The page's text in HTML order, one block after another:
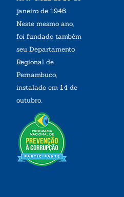
janeiro de 1946.
Neste mesmo ano,
foi fundado também
seu Departamento
Regional de
Pernambuco,
instalado em 14 de
outubro.